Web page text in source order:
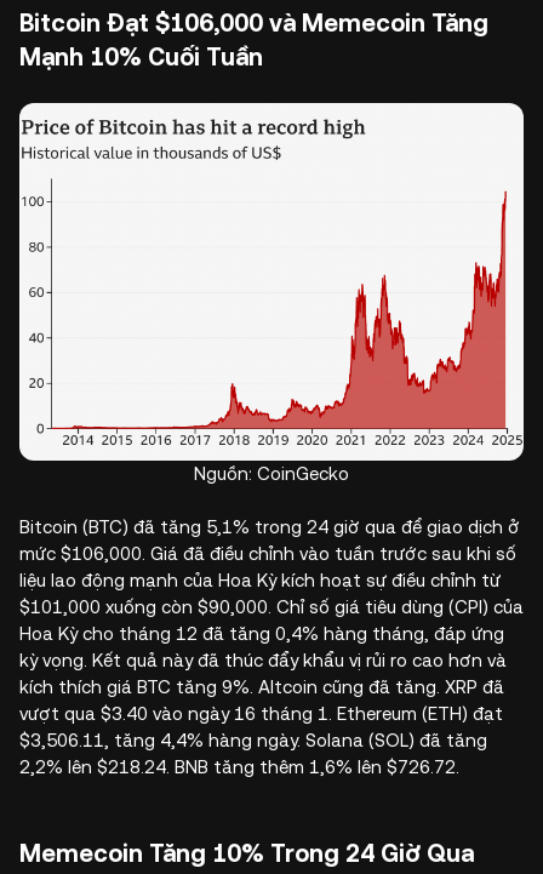
Bitcoin Đạt $106,000 và Memecoin Tăng
Mạnh 10% Cuối Tuần
Nguồn: CoinGecko
Bitcoin (BTC) đã tăng 5,1% trong 24 giờ qua để giao dịch ở
mức $106,000. Giá đã điều chỉnh vào tuần trước sau khi số
liệu lao động mạnh của Hoa Kỳ kích hoạt sự điều chỉnh từ
$101,000 xuống còn $90,000. Chỉ số giá tiêu dùng (CPI) của
Hoa Kỳ cho tháng 12 đã tăng 0,4% hàng tháng, đáp ứng
kỳ vọng. Kết quả này đã thúc đẩy khẩu vị rủi ro cao hơn và
kích thích giá BTC tăng 9%. Altcoin cũng đã tăng. XRP đã
vượt qua $3.40 vào ngày 16 tháng 1. Ethereum (ETH) đạt
$3,506.11, tăng 4,4% hàng ngày. Solana (SOL) đã tăng
2,2% lên $218.24. BNB tăng thêm 1,6% lên $726.72.
Memecoin Tăng 10% Trong 24 Giờ Qua